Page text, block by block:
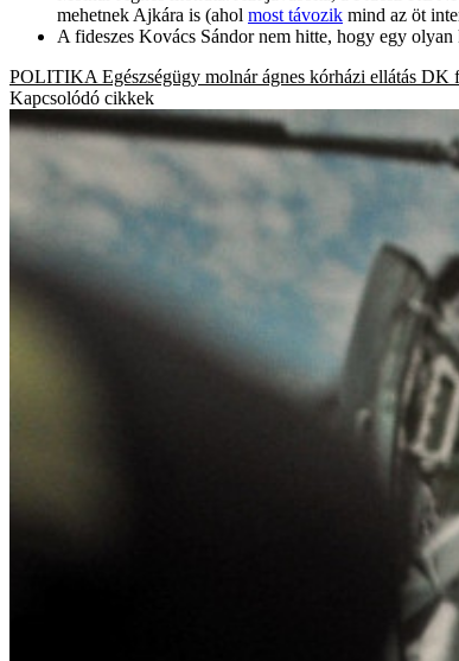
mehetnek Ajkára is (ahol most távozik mind az öt
A fideszes Kovács Sándor nem hitte, hogy egy
POLITIKA Egészségügy molnár ágnes kórházi ellátás DK
Kapcsolódó cikkek